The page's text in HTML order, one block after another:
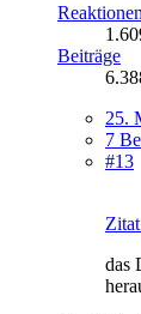
Reaktionen
Beiträge
25.
7
#13
das